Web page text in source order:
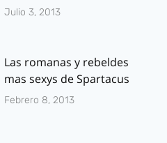
Julio 3, 2013
Las romanas y rebeldes
mas sexys de Spartacus
Febrero 8, 2013